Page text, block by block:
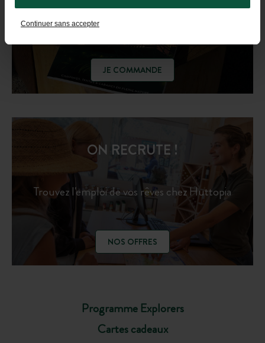
Continuer sans accepterLaissez-vous inspirer !
JE COMMANDE
Programme Explorers
Cartes cadeaux
ON RECRUTE !
Trouvez l'emploi de vos rêves chez Huttopia
NOS OFFRES